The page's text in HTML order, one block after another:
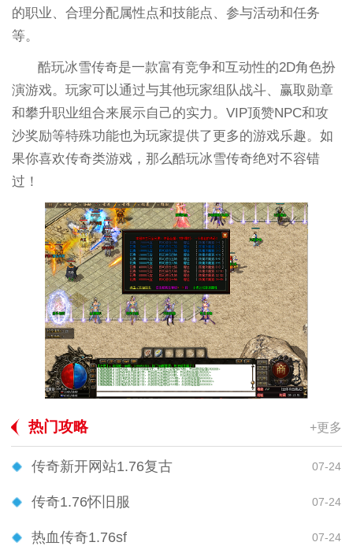
的职业、合理分配属性点和技能点、参与活动和任务
等。
酷玩冰雪传奇是一款富有竞争和互动性的2D角色扮
演游戏。玩家可以通过与其他玩家组队战斗、赢取勋章
和攀升职业组合来展示自己的实力。VIP顶赞NPC和攻
沙奖励等特殊功能也为玩家提供了更多的游戏乐趣。如
果你喜欢传奇类游戏，那么酷玩冰雪传奇绝对不容错
过！
热门攻略 +更多
传奇新开网站1.76复古 07-24
传奇1.76怀旧服 07-24
热血传奇1.76sf 07-24